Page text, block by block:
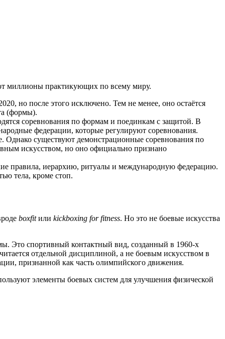
миллионы практикующих по всему миру.
но после этого исключено. Тем не менее, оно остаётся
(формы).
соревнования по формам и поединкам с защитой. В
федерации, которые регулируют соревнования.
Однако существуют демонстрационные соревнования по
искусством, но оно официально признано
правила, иерархию, ритуалы и международную федерацию.
тела, кроме стоп.
boxfitили kickboxing for fitness. Но это не боевые искусства
Это спортивный контактный вид, созданный в 1960-х
отдельной дисциплиной, а не боевым искусством в
признанной как часть олимпийского движения.
элементы боевых систем для улучшения физической